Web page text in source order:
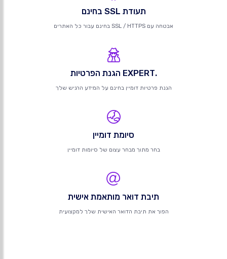
תעודת SSL בחינם
אבטחה עם SSL / HTTPS בחינם עבור כל האתרים
.EXPERT הגנת הפרטיות
הגנת פרטיות דומיין בחינם על המידע הרגיש שלך
סיומת דומיין
בחר מתוך מבחר עצום של סיומות דומיין
תיבת דואר מותאמת אישית
הפוך את תיבת הדואר האישית שלך למקצועית